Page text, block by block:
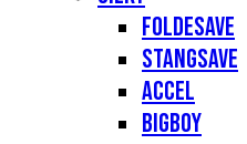
Foldesave
Stangsave
Accel
Bigboy